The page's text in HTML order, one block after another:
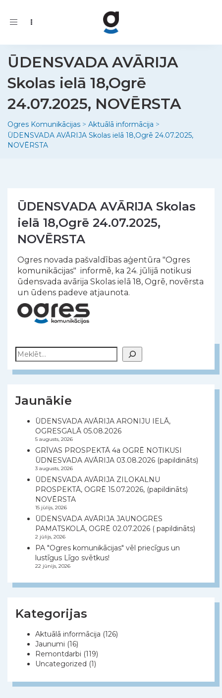
Toggle
ŪDENSVADA AVĀRIJA
Skolas ielā 18,Ogrē
24.07.2025, NOVĒRSTA
Ogres Komunikācijas > Aktuālā informācija >
ŪDENSVADA AVĀRIJA Skolas ielā 18,Ogrē 24.07.2025,
NOVĒRSTA
ŪDENSVADA AVĀRIJA Skolas
ielā 18,Ogrē 24.07.2025,
NOVĒRSTA
Ogres novada pašvaldības aģentūra "Ogres
komunikācijas" informē, ka 24. jūlijā notikusi
ūdensvada avārija Skolas ielā 18, Ogrē, novērsta
un ūdens padeve atjaunota.
Meklēt
Jaunākie
ŪDENSVADA AVĀRIJA ARONIJU IELĀ,
OGRESGALĀ 05.08.2026
5 augusts, 2026
GRĪVAS PROSPEKTĀ 4a OGRĒ NOTIKUSI
ŪDNESVADA AVĀRIJA 03.08.2026 (papildināts)
3 augusts, 2026
ŪDENSVADA AVĀRIJA ZILOKALNU
PROSPEKTĀ, OGRĒ 15.07.2026, (papildināts)
NOVĒRSTA
15 jūlijs, 2026
ŪDENSVADA AVĀRIJA JAUNOGRES
PAMATSKOLĀ, OGRĒ 02.07.2026 ( papildināts)
2 jūlijs, 2026
PA "Ogres komunikācijas" vēl priecīgus un
lustīgus Līgo svētkus!
22 jūnijs, 2026
Kategorijas
Aktuālā informācija (126)
Jaunumi (16)
Remontdarbi (119)
Uncategorized (1)